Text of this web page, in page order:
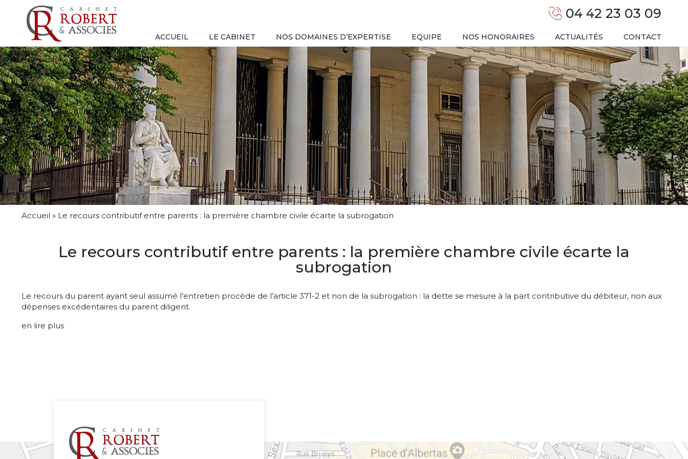
04 42 23 03 09
ACCUEIL LE CABINET NOS DOMAINES D’EXPERTISE EQUIPE NOS HONORAIRES ACTUALITÉS CONTACT
Accueil » Le recours contributif entre parents : la première chambre civile écarte la subrogation
Le recours contributif entre parents : la première chambre civile écarte la
subrogation
Le recours du parent ayant seul assumé l’entretien procède de l’article 371-2 et non de la subrogation : la dette se mesure à la part contributive du débiteur, non aux
dépenses excédentaires du parent diligent.
en lire plus